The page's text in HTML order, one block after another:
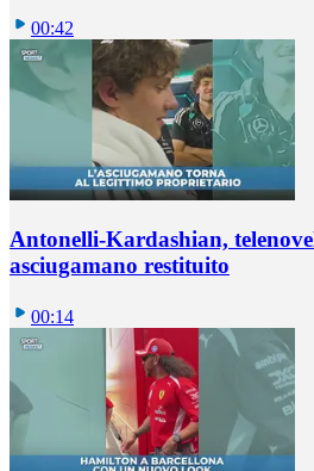
00:42
Antonelli-Kardashian,
asciugamano restituito
00:14